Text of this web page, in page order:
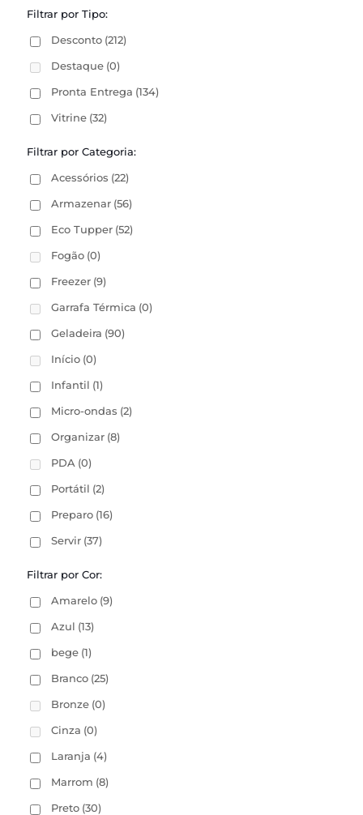
Filtrar por Tipo:
Desconto (212)
Destaque (0)
Pronta Entrega (134)
Vitrine (32)
Filtrar por Categoria:
Acessórios (22)
Armazenar (56)
Eco Tupper (52)
Fogão (0)
Freezer (9)
Garrafa Térmica (0)
Geladeira (90)
Início (0)
Infantil (1)
Micro-ondas (2)
Organizar (8)
PDA (0)
Portátil (2)
Preparo (16)
Servir (37)
Filtrar por Cor:
Amarelo (9)
Azul (13)
bege (1)
Branco (25)
Bronze (0)
Cinza (0)
Laranja (4)
Marrom (8)
Preto (30)